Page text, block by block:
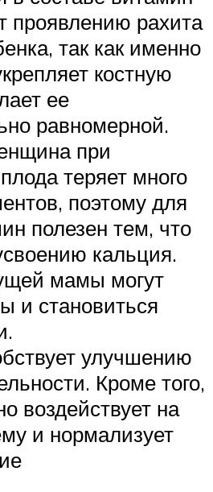
проявлению рахита
так как именно
костную
ее
равномерной.
при
теряет много
поэтому для
полезен тем, что
кальция.
мамы могут
и становиться
улучшению
Кроме того,
воздействует на
и нормализует